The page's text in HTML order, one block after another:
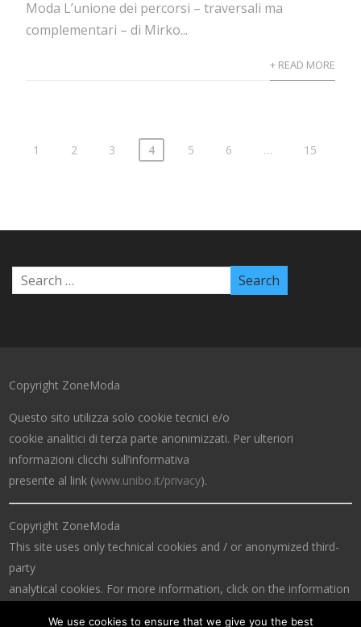
Moda L’unione dei percorsi – traversali ma
complementari – di Mirko...
+ READ MORE
1 2 3 4 5 6 … 15
Copyright ZoneModa
Questo sito utilizza solo cookie tecnici e/o
cookie analitici di terza parte anonimizzati. Per ulteriori
informazioni clicchi sull’informativa
presente al link (www.unibo.it/privacy).
Copyright ZoneModa
This site uses only technical cookies and / or anonymized third-
party
analytical cookies. For more information, click on the information
We use cookies to ensure that we give you the best